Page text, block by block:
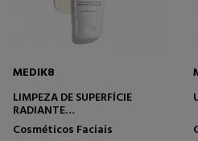
MEDIK8
LIMPEZA DE SUPERFÍCIE
RADIANTE
GEL DE LIMPEZA
Cosméticos Faciais